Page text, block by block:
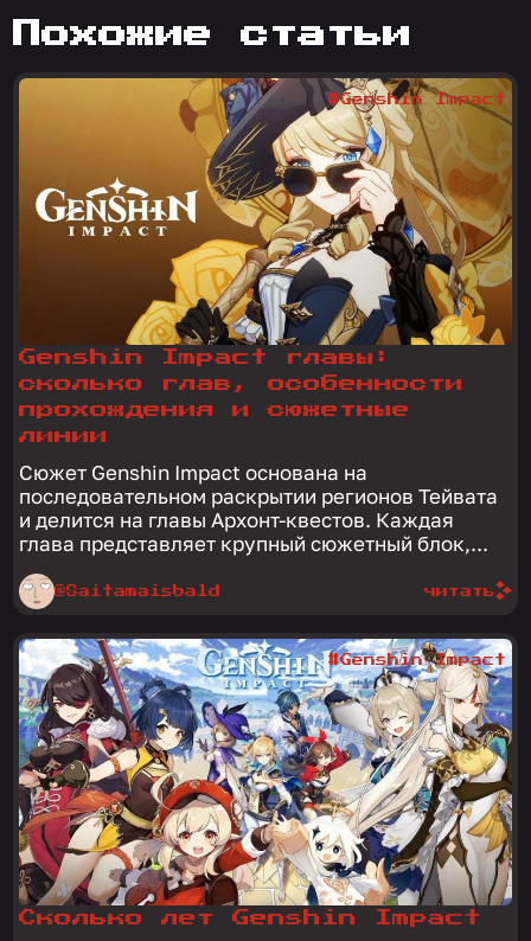
похожие статьи
Genshin Impact главы:
сколько глав, особенности
прохождения и сюжетные
линии
Сюжет Genshin Impact основана на
последовательном раскрытии регионов Тейвата
и делится на главы Архонт-квестов. Каждая
глава представляет крупный сюжетный блок,...
@Saitamaisbald
#Genshin Impact
читать
Сколько лет Genshin Impact
#Genshin Impact